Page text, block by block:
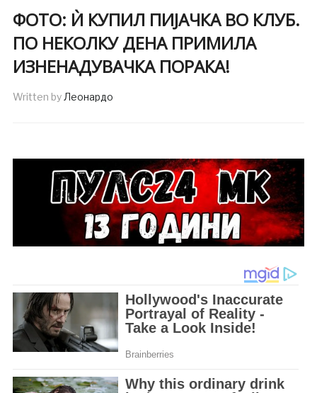
ФОТО: Ѝ КУПИЛ ПИЈАЧКА ВО КЛУБ.
ПО НЕКОЛКУ ДЕНА ПРИМИЛА
ИЗНЕНАДУВАЧКА ПОРАКА!
Written byЛеонардо